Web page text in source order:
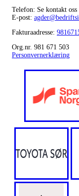
Telefon: Se kontakt oss
E-post:
Fakturaadresse:
Org.nr. 981 671 503
Personvernerklæring